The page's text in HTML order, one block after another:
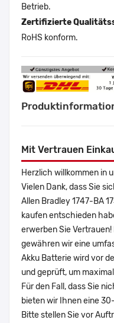
Betrieb.
Zertifizierte
RoHS konform.
Mit Vertrauen
Herzlich willkommen in
Vielen Dank, dass Sie
Allen Bradley 1747-BA
kaufen entschieden
erwerben Sie Vertrauen!
gewähren wir eine
Akku Batterie wird vor
und geprüft, um
Für den Fall, dass Sie
bieten wir Ihnen eine
Bitte stellen Sie vor